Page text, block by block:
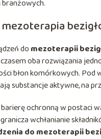
branżowych.
mezoterapia
do mezoterapii
oba rozwiązania
błon komórkowych.
substancje aktywne, na
ochronną w postaci
wchłanianie
do mezoterapii